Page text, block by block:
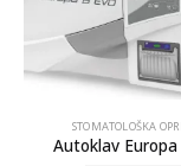
STOMATOLOŠKA
Autoklav Europa